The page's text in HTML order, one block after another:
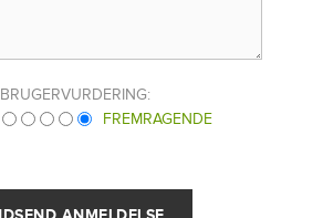
BRUGERVURDERING:
FREMRAGENDE